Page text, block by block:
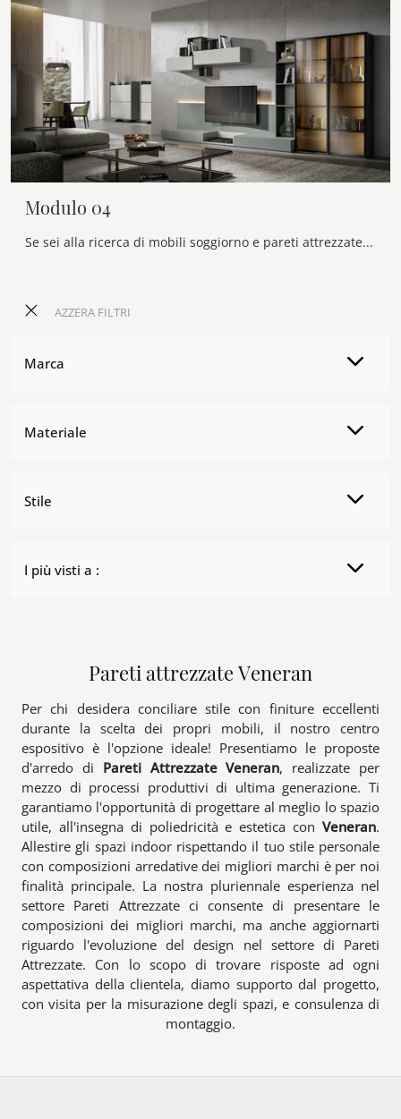
AZZERA FILTRI
Marca
Materiale
Stile
I più visti a :
Modulo 04
Se sei alla ricerca di mobili soggiorno e pareti attrezzate moderne, scegli il modello Modulo 04 di Veneran: clicca e ottieni informazioni!
Pareti attrezzate Veneran
Per chi desidera conciliare stile con finiture eccellenti
durante la scelta dei propri mobili, il nostro centro
espositivo è l'opzione ideale! Presentiamo le proposte
d'arredo di Pareti Attrezzate Veneran, realizzate per
mezzo di processi produttivi di ultima generazione. Ti
garantiamo l'opportunità di progettare al meglio lo spazio
utile, all'insegna di poliedricità e estetica con Veneran.
Allestire gli spazi indoor rispettando il tuo stile personale
con composizioni arredative dei migliori marchi è per noi
finalità principale. La nostra pluriennale esperienza nel
settore Pareti Attrezzate ci consente di presentare le
composizioni dei migliori marchi, ma anche aggiornarti
riguardo l'evoluzione del design nel settore di Pareti
Attrezzate. Con lo scopo di trovare risposte ad ogni
aspettativa della clientela, diamo supporto dal progetto,
con visita per la misurazione degli spazi, e consulenza di
montaggio.